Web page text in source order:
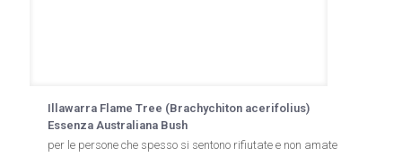
Illawarra Flame Tree (Brachychiton acerifolius)
Essenza Australiana Bush
per le persone che spesso si sentono rifiutate e non amate